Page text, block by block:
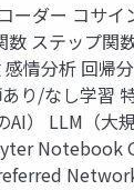
ダー コサイ
ステップ関
情分析 回帰
り/なし学習
） LLM（大